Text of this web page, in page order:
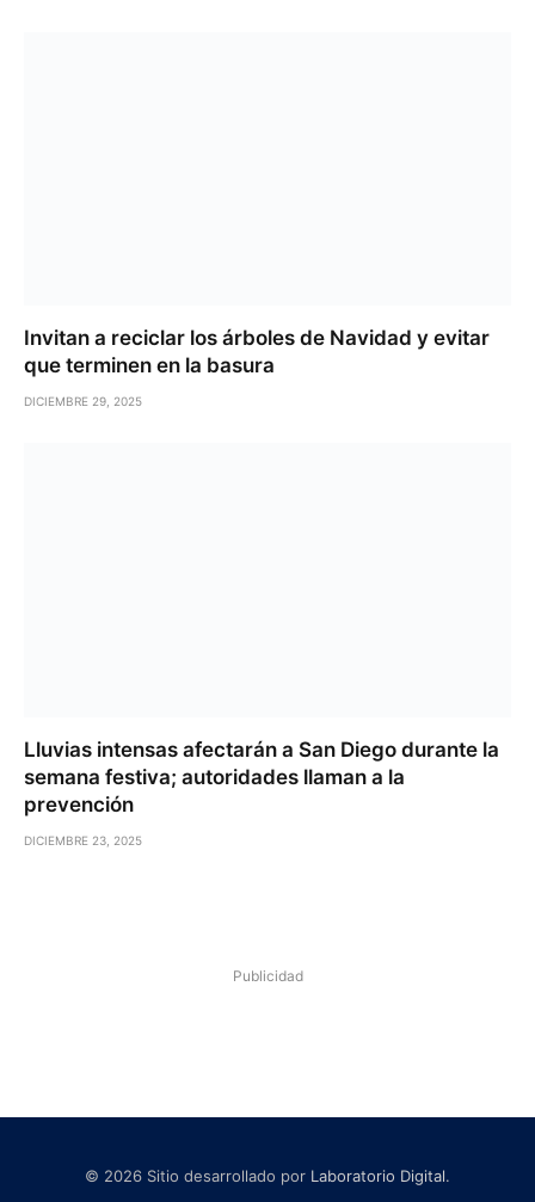
Invitan a reciclar los árboles de Navidad y evitar
que terminen en la basura
DICIEMBRE 29, 2025
Lluvias intensas afectarán a San Diego durante la
semana festiva; autoridades llaman a la
prevención
DICIEMBRE 23, 2025
Publicidad
© 2026 Sitio desarrollado por Laboratorio Digital.